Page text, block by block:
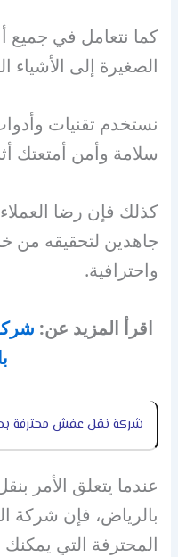
كما نتعامل في جميع
الصغيرة إلى الأشياء
نستخدم تقنيات
سلامة وأمن أمتعتك
كذلك فإن رضا
جاهدين لتحقيقه من
واحترافية.
اقرأ المزيد عن:
شركة نقل عفش محترفة
عندما يتعلق الأمر
بالرياض، فإن شركة
المحترفة التي يمكنك